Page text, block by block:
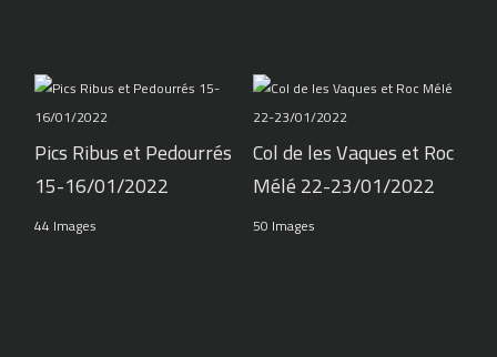
Pics Ribus et Pedourrés
15-16/01/2022
44 Images
Col de les Vaques et Roc
Mélé 22-23/01/2022
50 Images